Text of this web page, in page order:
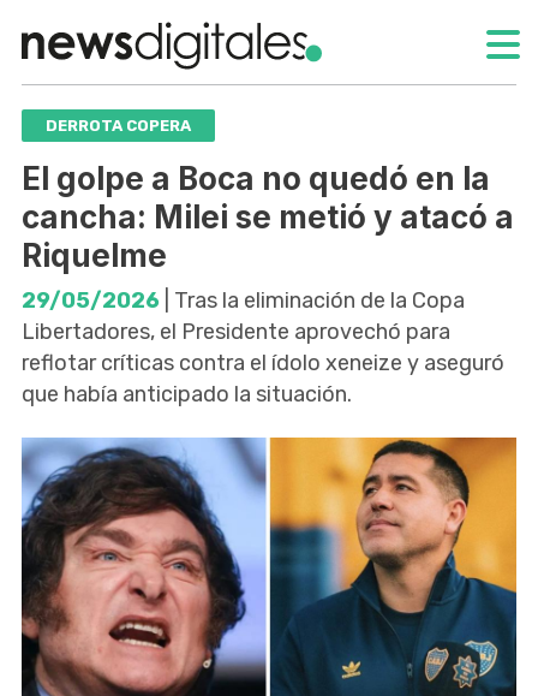
DERROTA COPERA
El golpe a Boca no quedó en la
cancha: Milei se metió y atacó a
Riquelme
29/05/2026 | Tras la eliminación de la Copa
Libertadores, el Presidente aprovechó para
reflotar críticas contra el ídolo xeneize y aseguró
que había anticipado la situación.